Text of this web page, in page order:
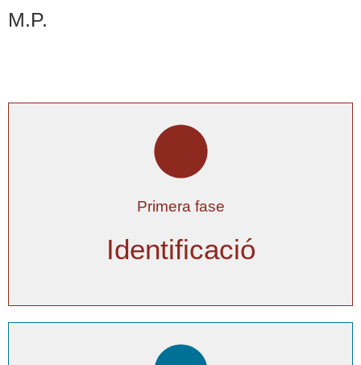
M.P.
Primera fase
Identificació
De l’arbre al moble
+ informació